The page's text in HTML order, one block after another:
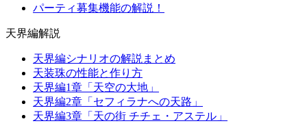
パーティ募集機能の解説！
天界編解説
天界編シナリオの解説まとめ
天装珠の性能と作り方
天界編1章「天空の大地」
天界編2章「セフィラナへの天路」
天界編3章「天の街 チチェ・アステル」